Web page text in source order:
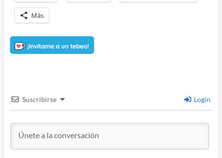
Más
Suscribirse Login